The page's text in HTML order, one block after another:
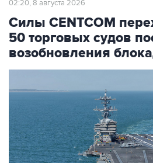
50 торговых судов
возобновления